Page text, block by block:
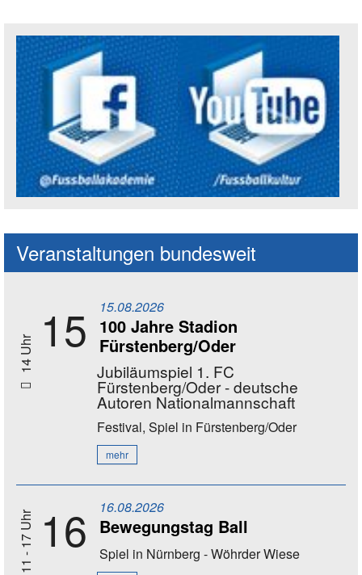
Veranstaltungen bundesweit
14 Uhr 15 15.08.2026
100 Jahre Stadion
Fürstenberg/Oder
Jubiläumspiel 1. FC
Fürstenberg/Oder - deutsche
Autoren Nationalmannschaft
Festival, Spiel in Fürstenberg/Oder
mehr
11 - 17 Uhr 16 16.08.2026
Bewegungstag Ball
Spiel in Nürnberg - Wöhrder Wiese